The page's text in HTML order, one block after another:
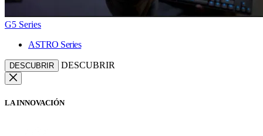
G5 Series
ASTRO Series
DESCUBRIR DESCUBRIR
LA INNOVACIÓN